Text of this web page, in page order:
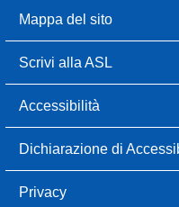
Mappa del sito
Scrivi alla ASL
Accessibilità
Dichiarazione di
Privacy